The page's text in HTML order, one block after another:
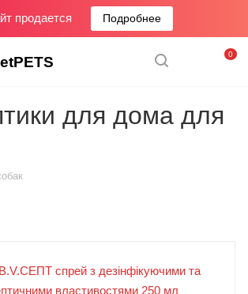
продается Подробнее
0
для дома для